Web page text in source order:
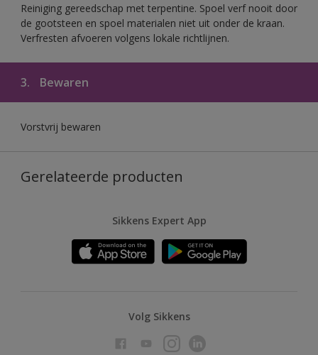
Reiniging gereedschap met terpentine. Spoel verf nooit door
de gootsteen en spoel materialen niet uit onder de kraan.
Verfresten afvoeren volgens lokale richtlijnen.
3. Bewaren
Vorstvrij bewaren
Gerelateerde producten
Sikkens Expert App
Volg Sikkens